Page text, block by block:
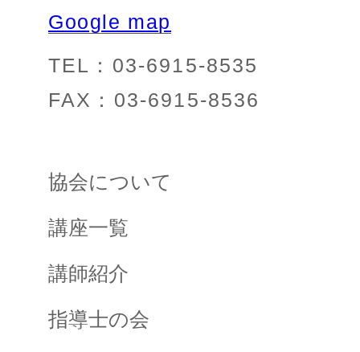
Google map
TEL：03-6915-8535
FAX：03-6915-8536
協会について
講座一覧
講師紹介
指導士の会